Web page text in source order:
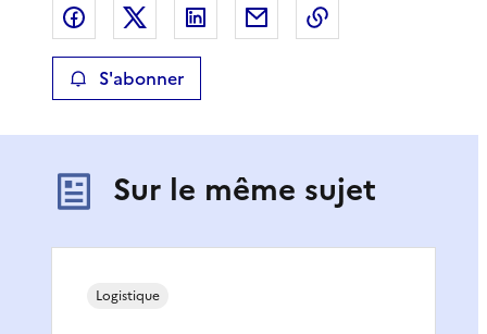
Partager sur Facebook
Partager sur XPartager sur LinkedIn
Partager par email
S'abonner
Sur le même sujet
Logistique